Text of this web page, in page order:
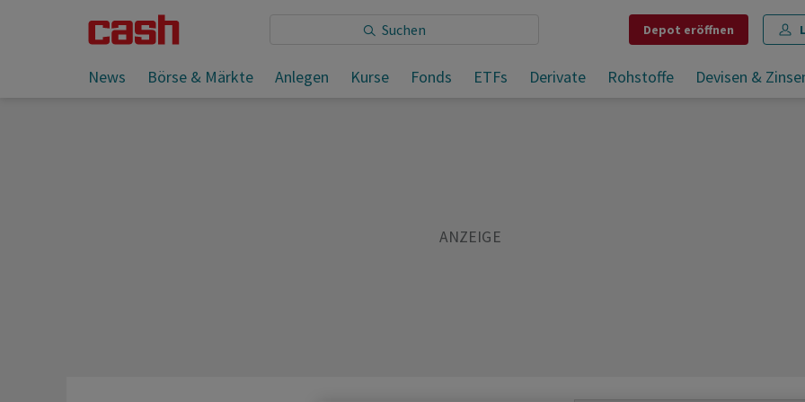
Depot eröffnen
News Börse & Märkte Anlegen Kurse Fonds ETFs Derivate Rohstoffe Devisen &
Sie lesen: EU-Kommission will Düngerkosten abfedern
Teilen Merken Drucken Kommentare